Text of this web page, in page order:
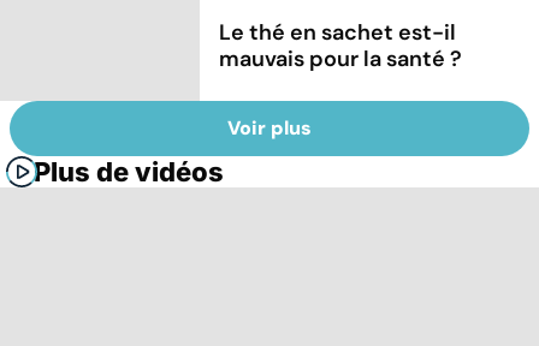
Le thé en sachet est-il
mauvais pour la santé ?
Voir plus
Plus de vidéos